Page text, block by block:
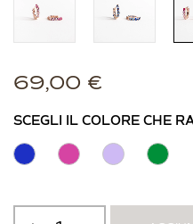
69,00 €
SCEGLI IL COLORE CHE